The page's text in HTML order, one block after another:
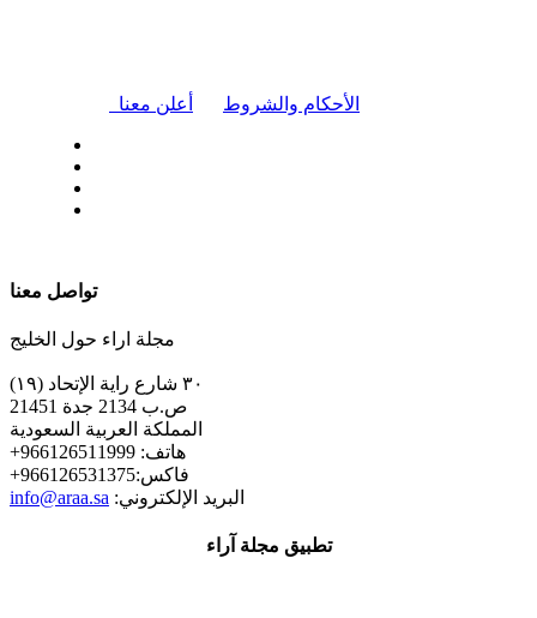
أعلن معنا الأحكام والشروط
تواصل معنا
مجلة اراء حول الخليج
٣٠ شارع راية الإتحاد (١٩)
ص.ب 2134 جدة 21451
المملكة العربية السعودية
+هاتف: 966126511999
+فاكس:966126531375
info@araa.sa :البريد الإلكتروني
تطبيق مجلة آراء